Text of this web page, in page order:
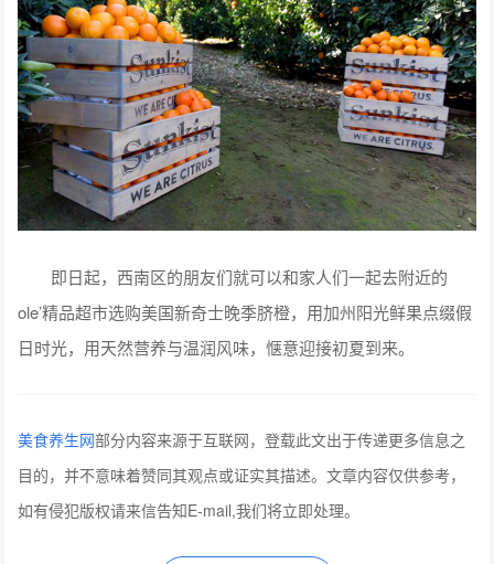
即日起，西南区的朋友们就可以和家人们一起去附近的
ole’精品超市选购美国新奇士晚季脐橙，用加州阳光鲜果点缀假
日时光，用天然营养与温润风味，惬意迎接初夏到来。
美食养生网部分内容来源于互联网，登载此文出于传递更多信息之
目的，并不意味着赞同其观点或证实其描述。文章内容仅供参考，
如有侵犯版权请来信告知E-mail,我们将立即处理。